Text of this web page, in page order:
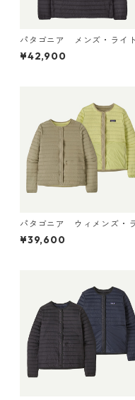
パタゴニア メンズ・ライト
ウェイト・ダウン・セータ
ー・プルオーバー Black 319
¥42,900
パタゴニア ウィメンズ・ラ
イトウェイト・リバーシブ
ル・ダウン・セーター・カー
¥39,600